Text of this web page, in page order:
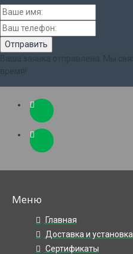
Меню
Главная
Доставка и установка
Сертификаты